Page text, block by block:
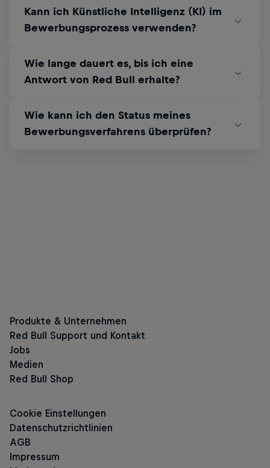
Kann ich Künstliche Intelligenz (KI) im
Bewerbungsprozess verwenden?
Wie lange dauert es, bis ich eine
Antwort von Red Bull erhalte?
Wie kann ich den Status meines
Bewerbungsverfahrens überprüfen?